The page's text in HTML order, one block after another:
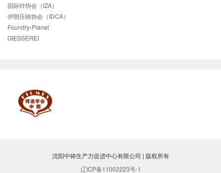
国际锌协会（IZA）
伊朗压铸协会（IDCA）
Foundry-Planet
GIESSEREI
沈阳中铸生产力促进中心有限公司 | 版权所有
辽ICP备11002223号-1